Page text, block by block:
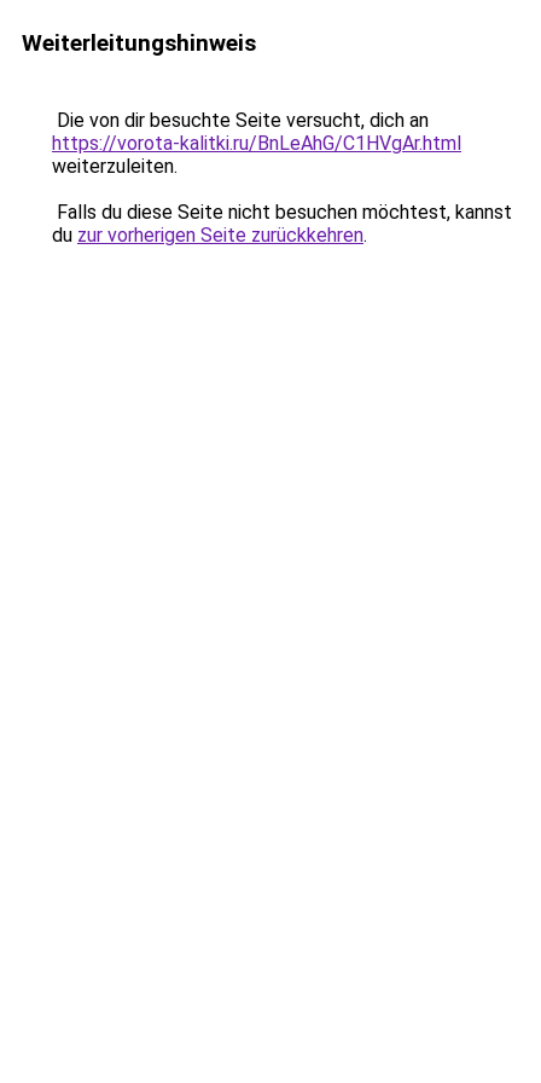
Weiterleitungshinweis
Die von dir besuchte Seite versucht, dich an
https://vorota-kalitki.ru/BnLeAhG/C1HVgAr.html
weiterzuleiten.
Falls du diese Seite nicht besuchen möchtest, kannst
du zur vorherigen Seite zurückkehren.